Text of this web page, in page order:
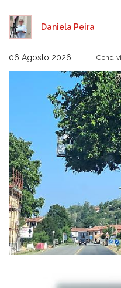
Daniela Peira
06 Agosto 2026